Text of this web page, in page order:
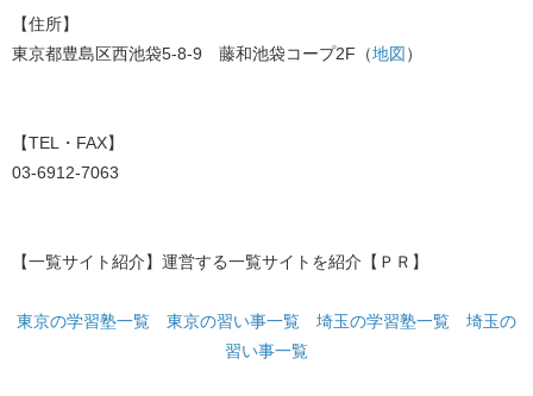
【住所】
東京都豊島区西池袋5-8-9 藤和池袋コープ2F（地図 ）
【TEL・FAX】
03-6912-7063
【一覧サイト紹介】運営する一覧サイトを紹介【ＰＲ】
東京の学習塾一覧 東京の習い事一覧 埼玉の学習塾一覧
埼玉の
習い事一覧